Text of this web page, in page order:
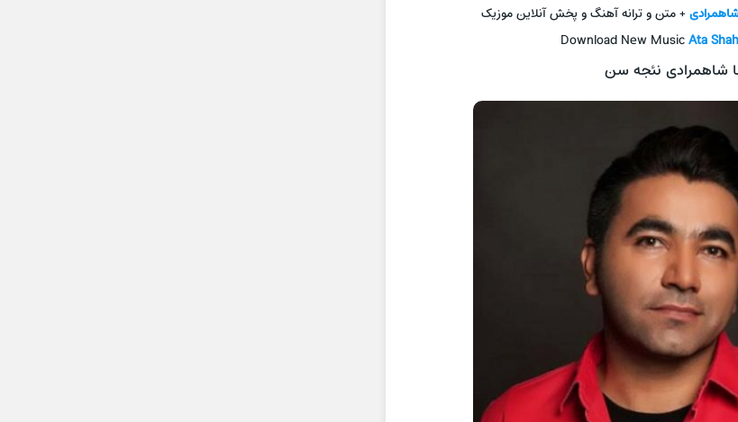
+ متن و ترانه آهنگ و پخش آنلاين موزيک
Download New MusicAta
شاهمرادی نئجه سن